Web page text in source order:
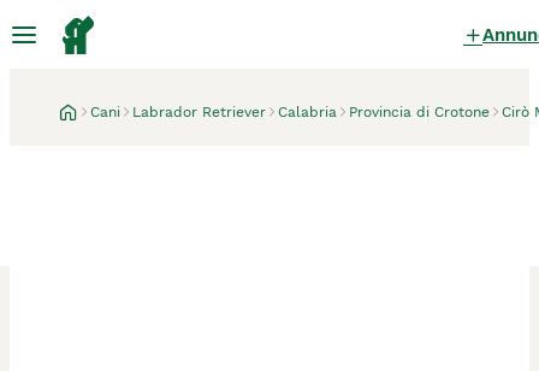
Cani Labrador Retriever Calabria Provincia di Crotone Cirò